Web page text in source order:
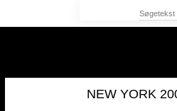
NEW YORK